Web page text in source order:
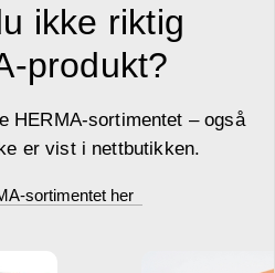
ikke riktig
produkt?
HERMA-sortimentet – også
er vist i nettbutikken.
sortimentet her